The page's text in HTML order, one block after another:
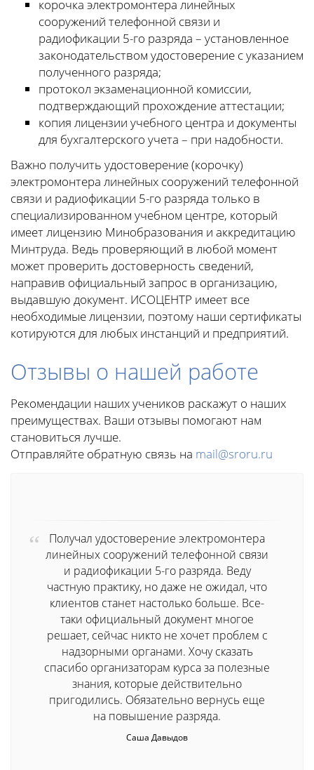
корочка электромонтера линейных
сооружений телефонной связи и
радиофикации 5-го разряда – установленное
законодательством удостоверение с указанием
полученного разряда;
протокол экзаменационной комиссии,
подтверждающий прохождение аттестации;
копия лицензии учебного центра и документы
для бухгалтерского учета – при надобности.
Важно получить удостоверение (корочку)
электромонтера линейных сооружений телефонной
связи и радиофикации 5-го разряда только в
специализированном учебном центре, который
имеет лицензию Минобразования и аккредитацию
Минтруда. Ведь проверяющий в любой момент
может проверить достоверность сведений,
направив официальный запрос в организацию,
выдавшую документ. ИСОЦЕНТР имеет все
необходимые лицензии, поэтому наши сертификаты
котируются для любых инстанций и предприятий.
Отзывы о нашей работе
Рекомендации наших учеников раскажут о наших
преимуществах. Ваши отзывы помогают нам
становиться лучше.
Отправляйте обратную связь на mail@sroru.ru
Получал удостоверение электромонтера
линейных сооружений телефонной связи
и радиофикации 5-го разряда. Веду
частную практику, но даже не ожидал, что
клиентов станет настолько больше. Все-
таки официальный документ многое
решает, сейчас никто не хочет проблем с
надзорными органами. Хочу сказать
спасибо организаторам курса за полезные
знания, которые действительно
пригодились. Обязательно вернусь еще
на повышение разряда.
Саша Давыдов